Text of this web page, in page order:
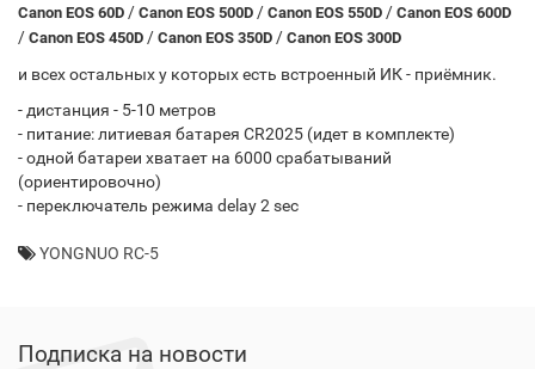
Canon EOS 60D / Canon EOS 500D / Canon EOS 550D / Canon EOS 600D
/ Canon EOS 450D / Canon EOS 350D / Canon EOS 300D
и всех остальных у которых есть встроенный ИК - приёмник.
- дистанция - 5-10 метров
- питание: литиевая батарея CR2025 (идет в комплекте)
- одной батареи хватает на 6000 срабатываний
(ориентировочно)
- переключатель режима delay 2 sec
YONGNUO RC-5
Подписка на новости